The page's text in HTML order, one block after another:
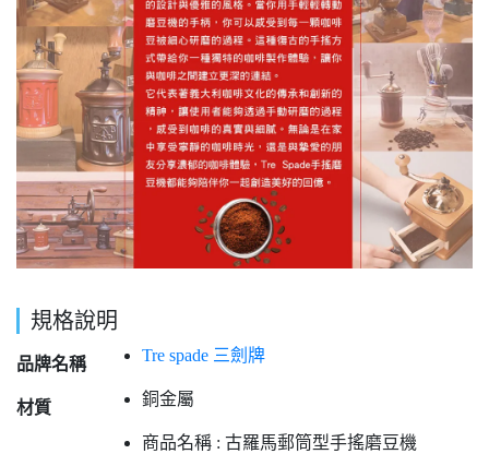
規格說明
品牌名稱 Tre spade 三劍牌
材質 銅金屬
商品名稱 : 古羅馬郵筒型手搖磨豆機